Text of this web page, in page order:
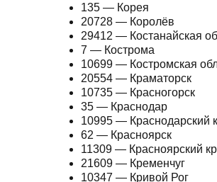
135 — Корея
20728 — Королёв
29412 — Костанайская
7 — Кострома
10699 — Костромская
20554 — Краматорск
10735 — Красногорск
35 — Краснодар
10995 — Краснодарский
62 — Красноярск
11309 — Красноярский
21609 — Кременчуг
10347 — Кривой Рог